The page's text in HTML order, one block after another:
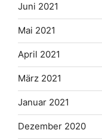
Juni 2021
Mai 2021
April 2021
März 2021
Januar 2021
Dezember 2020